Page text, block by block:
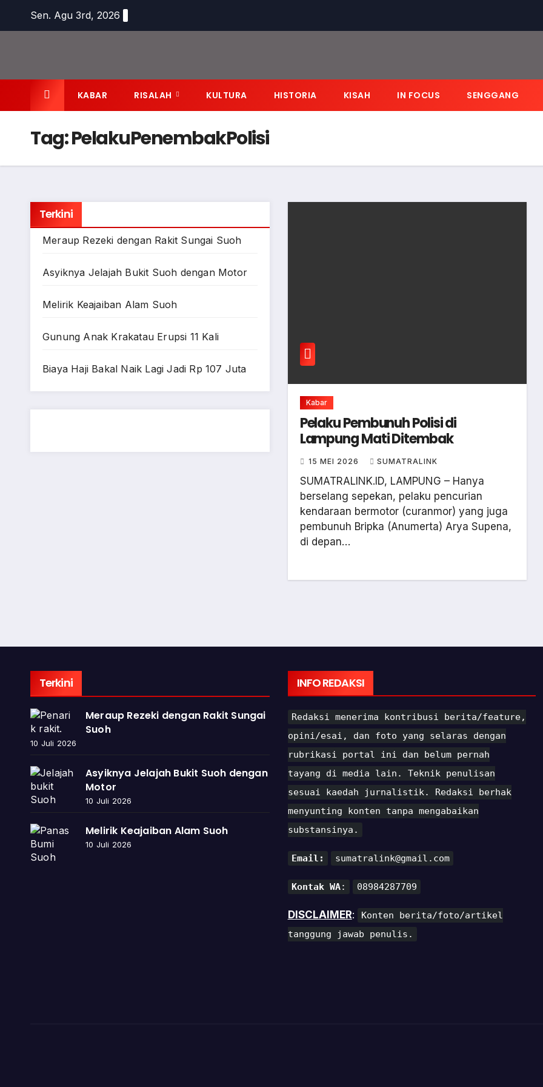
Sen. Agu 3rd, 2026
KABAR RISALAH KULTURA HISTORIA KISAH IN FOCUS SENGGANG
Tag:PelakuPenembakPolisi
Terkini
Meraup Rezeki dengan Rakit Sungai Suoh
Asyiknya Jelajah Bukit Suoh dengan Motor
Melirik Keajaiban Alam Suoh
Gunung Anak Krakatau Erupsi 11 Kali
Biaya Haji Bakal Naik Lagi Jadi Rp 107 Juta
Kabar
Pelaku Pembunuh Polisi di
Lampung Mati Ditembak
15 MEI 2026 SUMATRALINK
SUMATRALINK.ID, LAMPUNG – Hanya
berselang sepekan, pelaku pencurian
kendaraan bermotor (curanmor) yang juga
pembunuh Bripka (Anumerta) Arya Supena,
di depan…
Terkini
Meraup Rezeki dengan Rakit Sungai
Suoh
10 Juli 2026
Asyiknya Jelajah Bukit Suoh dengan
Motor
10 Juli 2026
Melirik Keajaiban Alam Suoh
10 Juli 2026
INFO REDAKSI
Redaksi menerima kontribusi berita/feature,
opini/esai, dan foto yang selaras dengan
rubrikasi portal ini dan belum pernah
tayang di media lain. Teknik penulisan
sesuai kaedah jurnalistik. Redaksi berhak
menyunting konten tanpa mengabaikan
substansinya.
Email: sumatralink@gmail.com
Kontak WA: 08984287709
DISCLAIMER:
Konten berita/foto/artikel
tanggung jawab penulis.